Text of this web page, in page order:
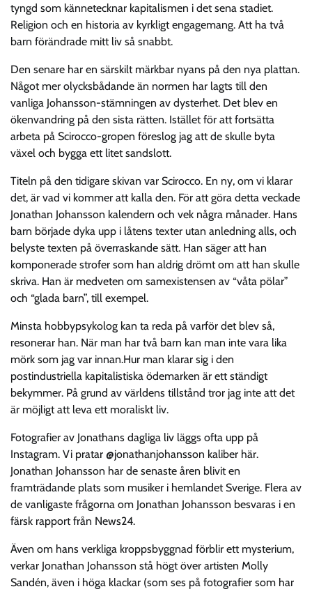
tyngd som kännetecknar kapitalismen i det sena stadiet.
Religion och en historia av kyrkligt engagemang. Att ha två
barn förändrade mitt liv så snabbt.
Den senare har en särskilt märkbar nyans på den nya plattan.
Något mer olycksbådande än normen har lagts till den
vanliga Johansson-stämningen av dysterhet. Det blev en
ökenvandring på den sista rätten. Istället för att fortsätta
arbeta på Scirocco-gropen föreslog jag att de skulle byta
växel och bygga ett litet sandslott.
Titeln på den tidigare skivan var Scirocco. En ny, om vi klarar
det, är vad vi kommer att kalla den. För att göra detta veckade
Jonathan Johansson kalendern och vek några månader. Hans
barn började dyka upp i låtens texter utan anledning alls, och
belyste texten på överraskande sätt. Han säger att han
komponerade strofer som han aldrig drömt om att han skulle
skriva. Han är medveten om samexistensen av “våta pölar”
och “glada barn”, till exempel.
Minsta hobbypsykolog kan ta reda på varför det blev så,
resonerar han. När man har två barn kan man inte vara lika
mörk som jag var innan.Hur man klarar sig i den
postindustriella kapitalistiska ödemarken är ett ständigt
bekymmer. På grund av världens tillstånd tror jag inte att det
är möjligt att leva ett moraliskt liv.
Fotografier av Jonathans dagliga liv läggs ofta upp på
Instagram. Vi pratar @jonathanjohansson kaliber här.
Jonathan Johansson har de senaste åren blivit en
framträdande plats som musiker i hemlandet Sverige. Flera av
de vanligaste frågorna om Jonathan Johansson besvaras i en
färsk rapport från News24.
Även om hans verkliga kroppsbyggnad förblir ett mysterium,
verkar Jonathan Johansson stå högt över artisten Molly
Sandén, även i höga klackar (som ses på fotografier som har